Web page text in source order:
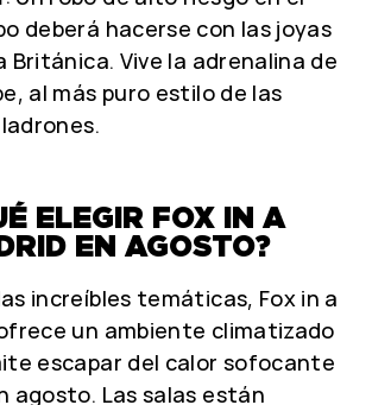
deberá hacerse con las joyas
Británica. Vive la adrenalina de
al más puro estilo de las
ELEGIR FOX IN A
EN AGOSTO?
increíbles temáticas, Fox in a
un ambiente climatizado
escapar del calor sofocante
agosto. Las salas están